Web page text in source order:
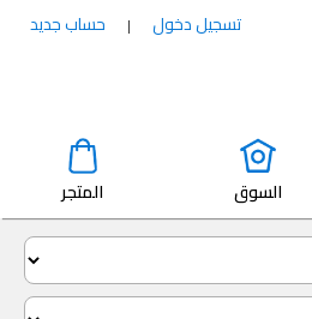
تسجيل دخول | حساب جديد
السوق المتجر